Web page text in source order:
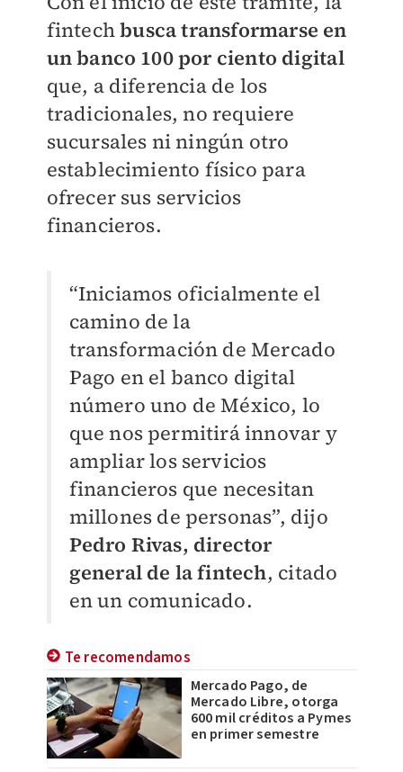
fintechbusca transformarse en
un banco 100 por ciento digital
que, a diferencia de los
tradicionales, no requiere
sucursales ni ningún otro
establecimiento físico para
ofrecer sus servicios
financieros.
“Iniciamos oficialmente el
camino de la
transformación de Mercado
Pago en el banco digital
número uno de México, lo
que nos permitirá innovar y
ampliar los servicios
financieros que necesitan
millones de personas”, dijo
Pedro Rivas, director
general de la fintech, citado
en un comunicado.
Te recomendamos
Mercado Pago, de
Mercado Libre, otorga
600 mil créditos a Pymes
en primer semestre